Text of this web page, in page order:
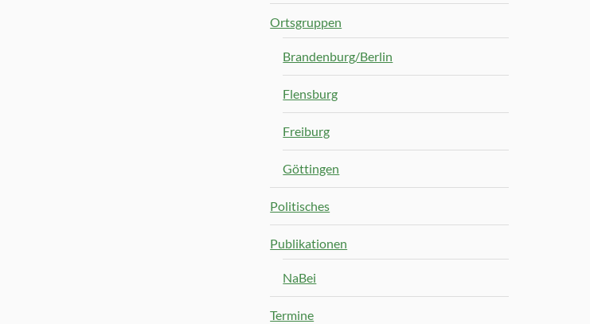
Ortsgruppen
Brandenburg/Berlin
Flensburg
Freiburg
Göttingen
Politisches
Publikationen
NaBei
Termine